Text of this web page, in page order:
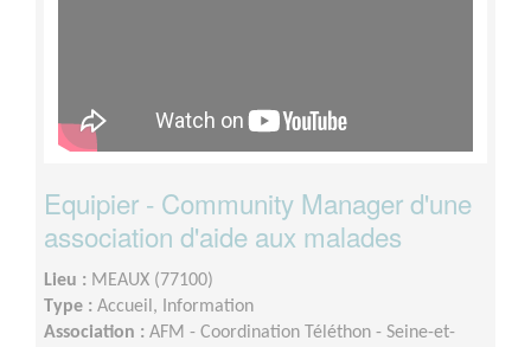
Equipier - Community Manager d'une
association d'aide aux malades
Lieu : MEAUX (77100)
Type : Accueil, Information
Association : AFM - Coordination Téléthon - Seine-et-